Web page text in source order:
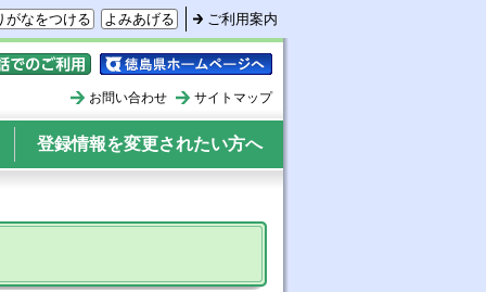
がなをつける よみあげる ご利用案内
お問い合わせ
サイトマップ
登録情報を変更されたい方へ